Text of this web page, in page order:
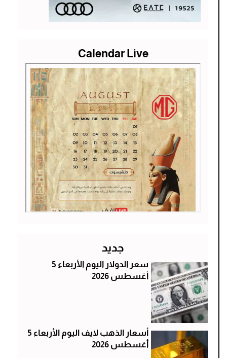
Calendar Live
جديد
سعر الدولار اليوم الأربعاء 5
أغسطس 2026
أسعار الذهب لايف اليوم الأربعاء 5
أغسطس 2026